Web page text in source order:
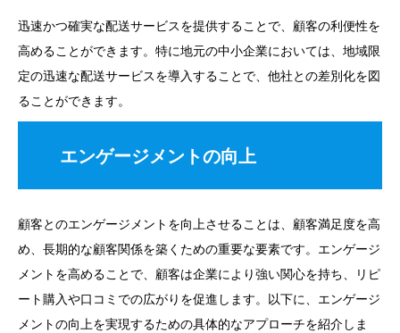
迅速かつ確実な配送サービスを提供することで、顧客の利便性を
高めることができます。特に地元の中小企業においては、地域限
定の迅速な配送サービスを導入することで、他社との差別化を図
ることができます。
エンゲージメントの向上
顧客とのエンゲージメントを向上させることは、顧客満足度を高
め、長期的な顧客関係を築くための重要な要素です。エンゲージ
メントを高めることで、顧客は企業により強い関心を持ち、リピ
ート購入や口コミでの広がりを促進します。以下に、エンゲージ
メントの向上を実現するための具体的なアプローチを紹介しま